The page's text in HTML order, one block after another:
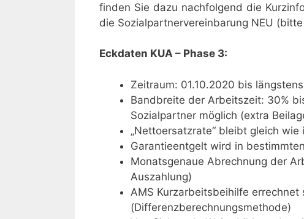
finden Sie dazu nachfolgend die
die Sozialpartnervereinbarung NEU
Eckdaten KUA – Phase 3:
Zeitraum: 01.10.2020 bis
Bandbreite der Arbeitszeit: 30%
Sozialpartner möglich (extra
„Nettoersatzrate“ bleibt gleich
Garantieentgelt wird in
Monatsgenaue Abrechnung der
Auszahlung)
AMS Kurzarbeitsbeihilfe errechnet
(Differenzberechnungsmethode)